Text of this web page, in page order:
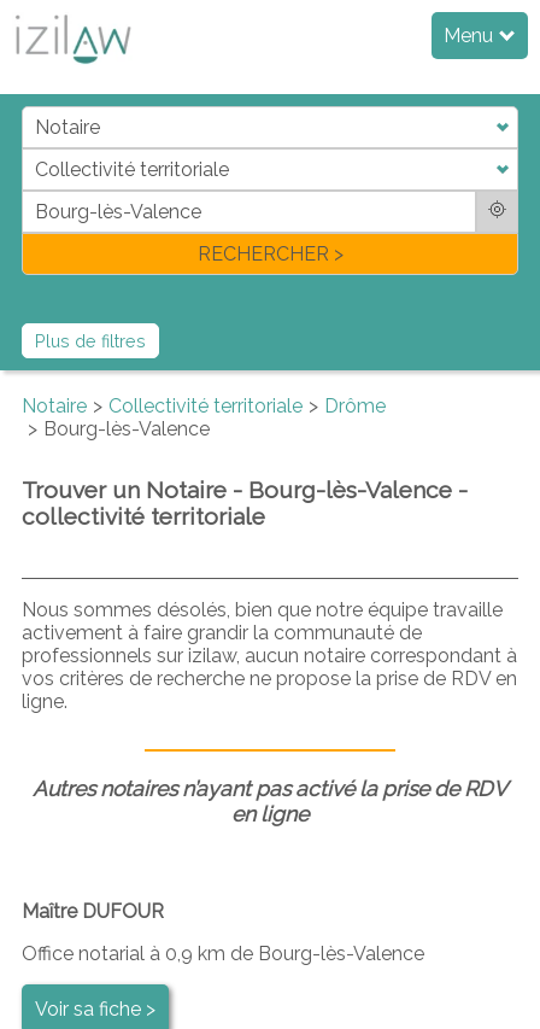
Menu
jdadi
fl
RECHERCHER >
Plus de filtres
Notaire Collectivité territoriale
Drôme
Bourg-lès-Valence
Trouver un Notaire - Bourg-lès-Valence -
collectivité territoriale
Nous sommes désolés, bien que notre équipe travaille
activement à faire grandir la communauté de
professionnels sur izilaw, aucun notaire correspondant à
vos critères de recherche ne propose la prise de RDV en
ligne.
Autres notaires n’ayant pas activé la prise de RDV
en ligne
Maître DUFOUR
Office notarial à 0,9 km de Bourg-lès-Valence
Voir sa fiche >